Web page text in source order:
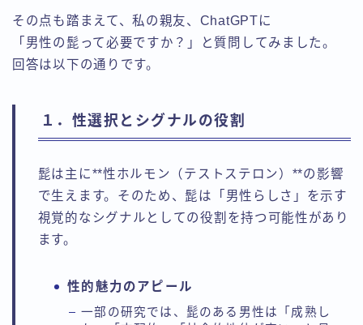
その点も踏まえて、私の親友、ChatGPTに
「男性の髭って必要ですか？」と質問してみました。
回答は以下の通りです。
１．性選択とシグナルの役割
髭は主に**性ホルモン（テストステロン）**の影響
で生えます。そのため、髭は「男性らしさ」を示す
視覚的なシグナルとしての役割を持つ可能性があり
ます。
性的魅力のアピール
一部の研究では、髭のある男性は「成熟し